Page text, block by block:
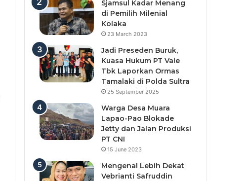
Sjamsul Kadar Menang
di Pemilih Milenial
Kolaka
23 March 2023
Jadi Preseden Buruk,
Kuasa Hukum PT Vale
Tbk Laporkan Ormas
Tamalaki di Polda Sultra
25 September 2025
Warga Desa Muara
Lapao-Pao Blokade
Jetty dan Jalan Produksi
PT CNI
15 June 2023
Mengenal Lebih Dekat
Vebrianti Safruddin